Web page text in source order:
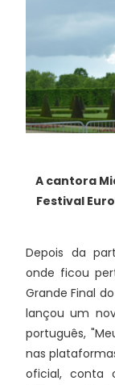
A cantora
Festival
Depois da
onde ficou
Grande Final
lançou um
português,
nas
oficial, conta